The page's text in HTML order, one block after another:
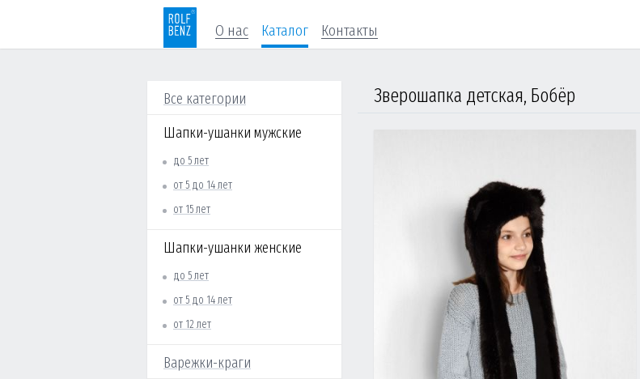
О нас Каталог Контакты
Все категории
Шапки-ушанки мужские
до 5 лет
от 5 до 14 лет
от 15 лет
Шапки-ушанки женские
до 5 лет
от 5 до 14 лет
от 12 лет
Варежки-краги
Зверошапка детская, Бобёр